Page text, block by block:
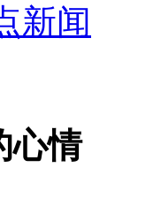
新闻
心情